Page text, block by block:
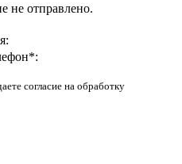
не отправлено.
*:
согласие на обработку